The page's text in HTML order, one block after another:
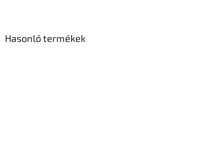
Hasonló termékek